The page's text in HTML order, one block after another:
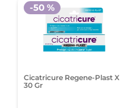
Cicatricure Regene-Plast X
30 Gr
-50 %